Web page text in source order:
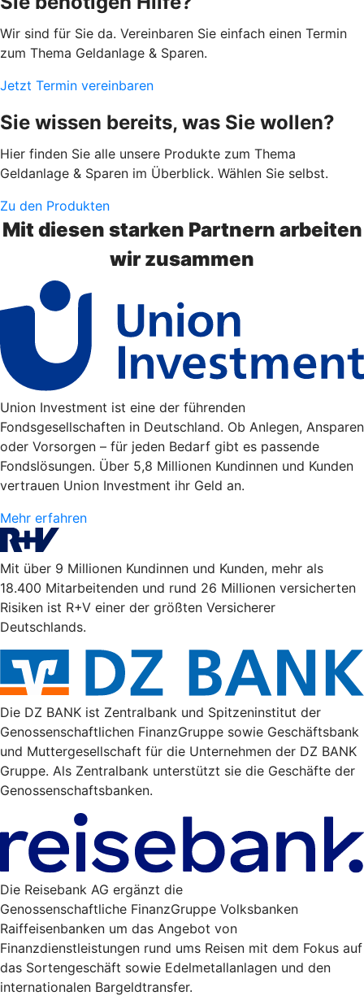
Wir sind für Sie da. Vereinbaren Sie einfach einen Termin
zum Thema Geldanlage & Sparen.
Jetzt Termin vereinbaren
Sie wissen bereits, was Sie wollen?
Hier finden Sie alle unsere Produkte zum Thema
Geldanlage & Sparen im Überblick. Wählen Sie selbst.
Zu den Produkten
Mit diesen starken Partnern arbeiten
wir zusammen
Union Investment ist eine der führenden
Fondsgesellschaften in Deutschland. Ob Anlegen, Ansparen
oder Vorsorgen – für jeden Bedarf gibt es passende
Fondslösungen. Über 5,8 Millionen Kundinnen und Kunden
vertrauen Union Investment ihr Geld an.
Mehr erfahren
Mit über 9 Millionen Kundinnen und Kunden, mehr als
18.400 Mitarbeitenden und rund 26 Millionen versicherten
Risiken ist R+V einer der größten Versicherer
Deutschlands.
Die DZ BANK ist Zentralbank und Spitzeninstitut der
Genossenschaftlichen FinanzGruppe sowie Geschäftsbank
und Muttergesellschaft für die Unternehmen der DZ BANK
Gruppe. Als Zentralbank unterstützt sie die Geschäfte der
Genossenschaftsbanken.
Die Reisebank AG ergänzt die
Genossenschaftliche FinanzGruppe Volksbanken
Raiffeisenbanken um das Angebot von
Finanzdienstleistungen rund ums Reisen mit dem Fokus auf
das Sortengeschäft sowie Edelmetallanlagen und den
internationalen Bargeldtransfer.